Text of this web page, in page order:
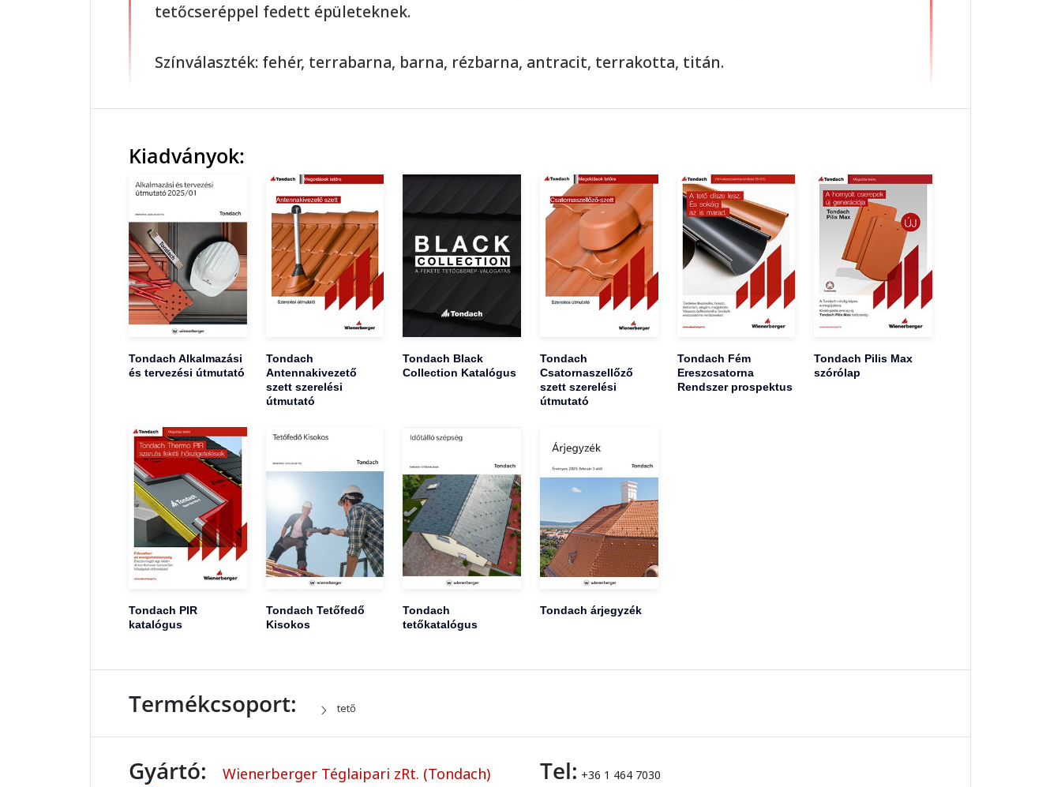
tetőcseréppel fedett épületeknek.
Színválaszték: fehér, terrabarna, barna, rézbarna, antracit, terrakotta, titán.
Kiadványok:
Tondach Alkalmazási
és tervezési útmutató
Tondach
Antennakivezető
szett szerelési
útmutató
Tondach Black
Collection Katalógus
Tondach
Csatornaszellőző
szett szerelési
útmutató
Tondach Fém
Ereszcsatorna
Rendszer prospektus
Tondach Pilis Max
szórólap
Tondach PIR
katalógus
Tondach Tetőfedő
Kisokos
Tondach
tetőkatalógus
Tondach árjegyzék
Termékcsoport: tető
Gyártó: Wienerberger Téglaipari zRt. (Tondach) Tel: +36 1 464 7030